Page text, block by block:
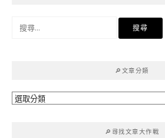
🔎文章分類
🔎
🔎尋找文章大作戰